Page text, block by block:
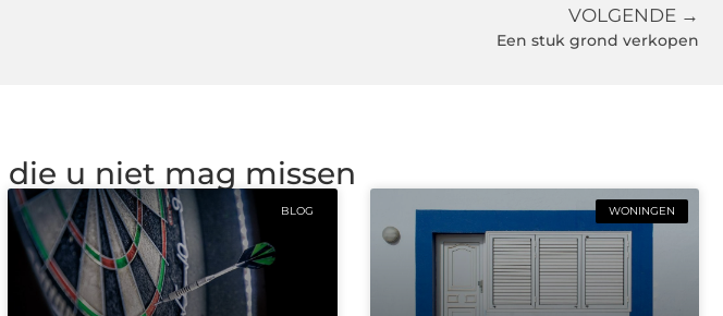
VOLGENDE →
Een stuk grond verkopen
die u niet mag missen
BLOG WONINGEN